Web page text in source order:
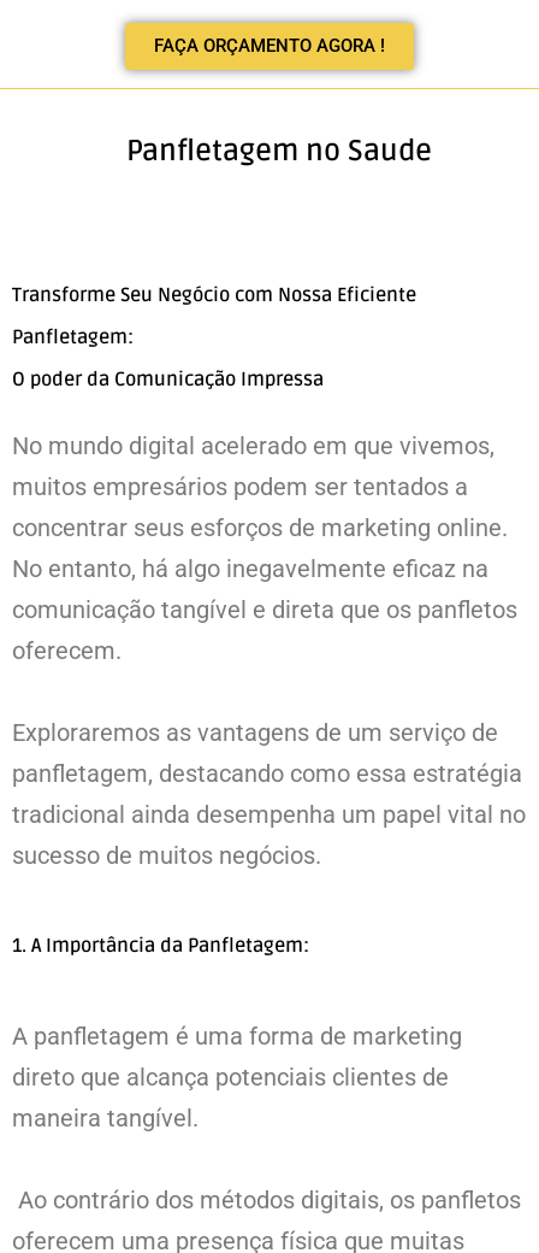
FAÇA ORÇAMENTO AGORA !
Panfletagem no Saude
Transforme Seu Negócio com Nossa Eficiente
Panfletagem:
O poder da Comunicação Impressa
No mundo digital acelerado em que vivemos,
muitos empresários podem ser tentados a
concentrar seus esforços de marketing online.
No entanto, há algo inegavelmente eficaz na
comunicação tangível e direta que os panfletos
oferecem.
Exploraremos as vantagens de um serviço de
panfletagem, destacando como essa estratégia
tradicional ainda desempenha um papel vital no
sucesso de muitos negócios.
1. A Importância da Panfletagem:
A panfletagem é uma forma de marketing
direto que alcança potenciais clientes de
maneira tangível.
Ao contrário dos métodos digitais, os panfletos
oferecem uma presença física que muitas